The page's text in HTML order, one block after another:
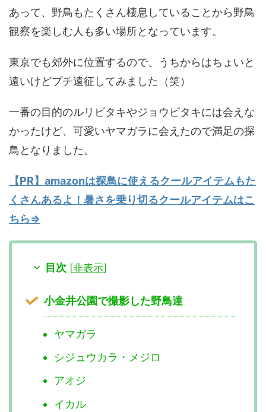
あって、野鳥もたくさん棲息していることから野鳥
観察を楽しむ人も多い場所となっています。
東京でも郊外に位置するので、うちからはちょいと
遠いけどプチ遠征してみました（笑）
一番の目的のルリビタキやジョウビタキには会えな
かったけど、可愛いヤマガラに会えたので満足の探
鳥となりました。
【PR】amazonは探鳥に使えるクールアイテムもた
くさんあるよ！暑さを乗り切るクールアイテムはこ
ちら⇒
目次 [非表示]
小金井公園で撮影した野鳥達
ヤマガラ
シジュウカラ・メジロ
アオジ
イカル